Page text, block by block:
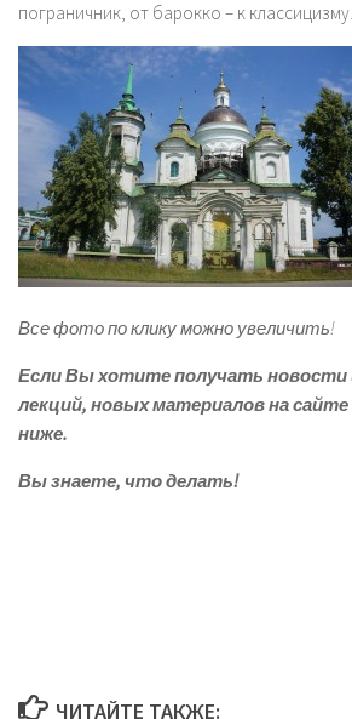
пограничник, от барокко – к классицизму.
Все фото по клику можно увеличить!
Если Вы хотите получать новости
лекций, новых материалов на
ниже.
Вы знаете, что делать!
ЧИТАЙТЕ ТАКЖЕ: